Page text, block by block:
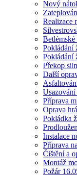
Nový
Realizace
Pokládání
Pokládání
Překop
Další
Příprava
Oprava
Pokládka
Instalace
Příprava
Čištění a
Montáž
Požár